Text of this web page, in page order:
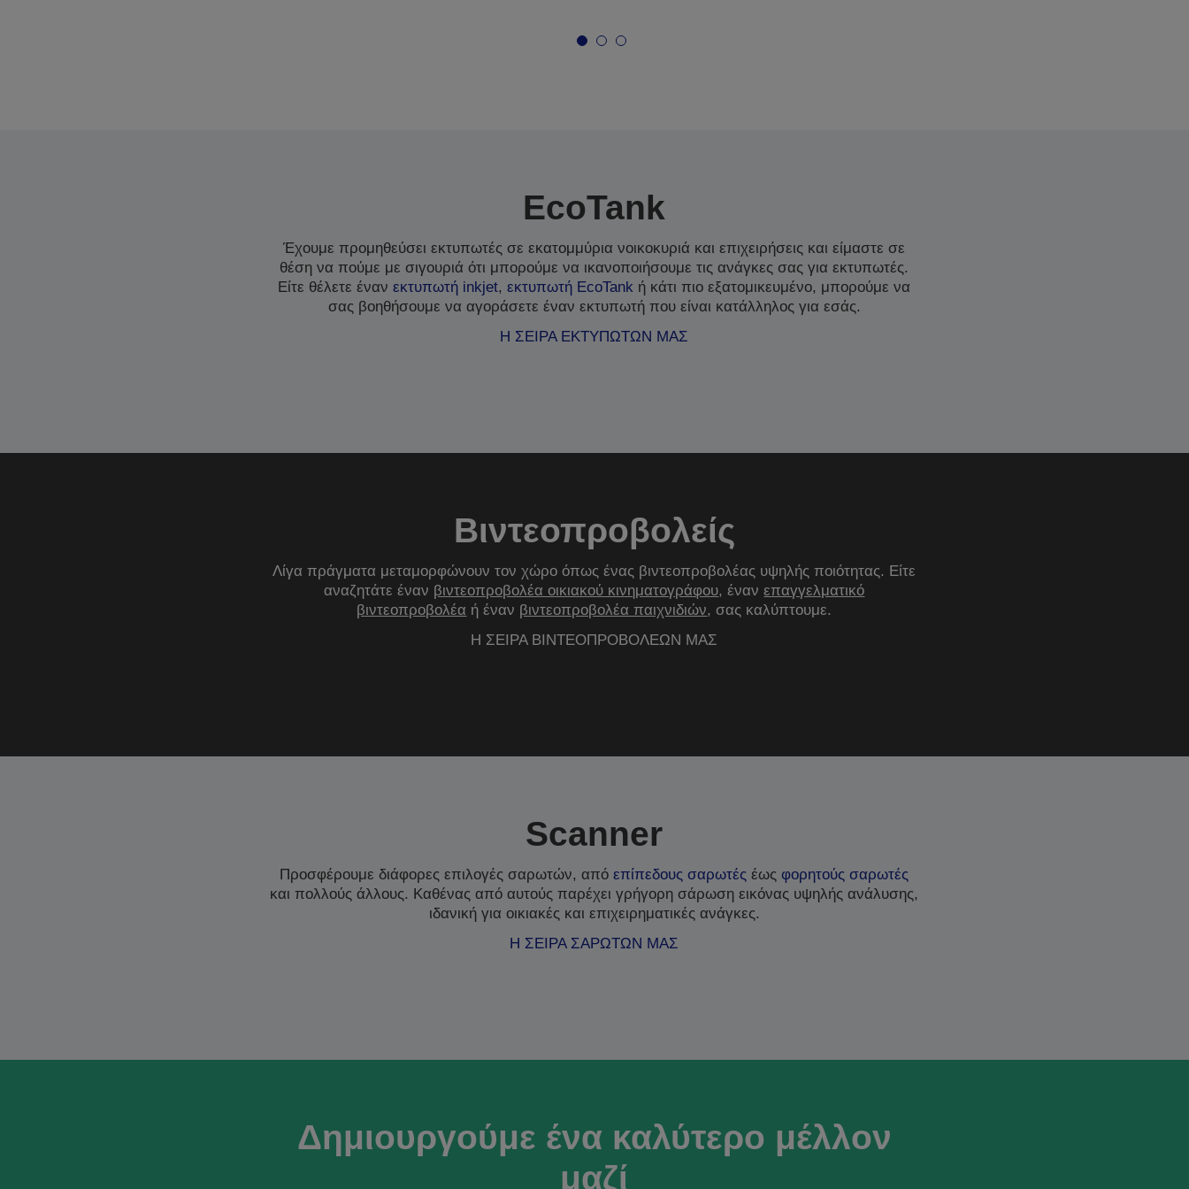
EcoTank
Έχουμε προμηθεύσει εκτυπωτές σε εκατομμύρια νοικοκυριά και επιχειρήσεις και είμαστε σε
θέση να πούμε με σιγουριά ότι μπορούμε να ικανοποιήσουμε τις ανάγκες σας για εκτυπωτές.
Είτε θέλετε ένανεκτυπωτή inkjet,εκτυπωτή EcoTank ή κάτι πιο εξατομικευμένο, μπορούμε να
σας βοηθήσουμε να αγοράσετε έναν εκτυπωτή που είναι κατάλληλος για εσάς.
Η ΣΕΙΡΑ ΕΚΤΥΠΩΤΩΝ ΜΑΣ
Βιντεοπροβολείς
Λίγα πράγματα μεταμορφώνουν τον χώρο όπως ένας βιντεοπροβολέας υψηλής ποιότητας. Είτε
αναζητάτε έναν βιντεοπροβολέα οικιακού κινηματογράφου, ένανεπαγγελματικό
βιντεοπροβολέα ή έναν βιντεοπροβολέα παιχνιδιών, σας καλύπτουμε.
Η ΣΕΙΡΑ ΒΙΝΤΕΟΠΡΟΒΟΛΕΩΝ ΜΑΣ
Scanner
Προσφέρουμε διάφορες επιλογές σαρωτών, απόεπίπεδους σαρωτές έωςφορητούς σαρωτές
και πολλούς άλλους. Καθένας από αυτούς παρέχει γρήγορη σάρωση εικόνας υψηλής ανάλυσης,
ιδανική για οικιακές και επιχειρηματικές ανάγκες.
Η ΣΕΙΡΑ ΣΑΡΩΤΩΝ ΜΑΣ
Δημιουργούμε ένα καλύτερο μέλλον
μαζί